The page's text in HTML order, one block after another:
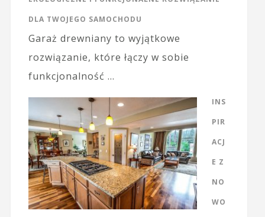
DLA TWOJEGO SAMOCHODU
Garaż drewniany to wyjątkowe
rozwiązanie, które łączy w sobie
funkcjonalność …
INS
PIR
ACJ
E Z
NO
WO